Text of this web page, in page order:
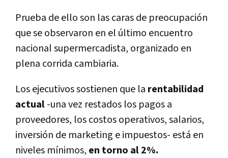
Prueba de ello son las caras de preocupación
que se observaron en el último encuentro
nacional supermercadista, organizado en
plena corrida cambiaria.
Los ejecutivos sostienen que la rentabilidad
actual-una vez restados los pagos a
proveedores, los costos operativos, salarios,
inversión de marketing e impuestos- está en
niveles mí­nimos, en torno al 2%.